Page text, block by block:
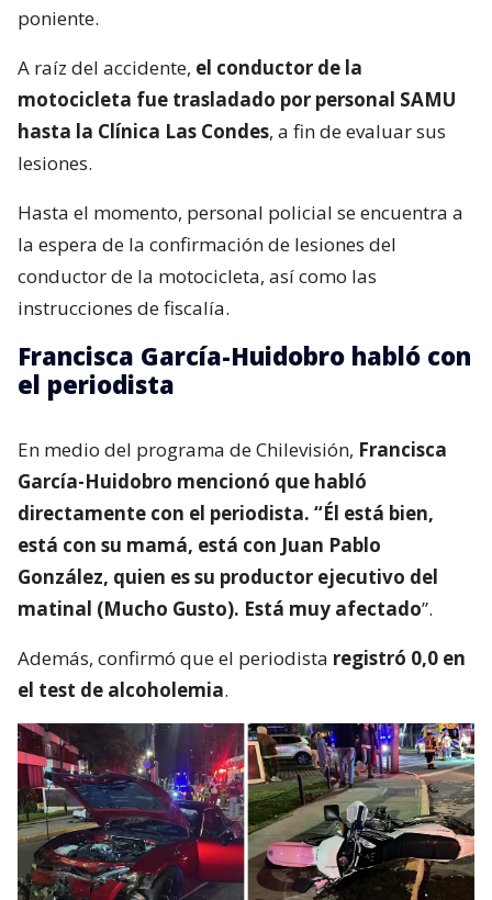
poniente.
A raíz del accidente, el conductor de la
motocicleta fue trasladado por personal SAMU
hasta la Clínica Las Condes, a fin de evaluar sus
lesiones.
Hasta el momento, personal policial se encuentra a
la espera de la confirmación de lesiones del
conductor de la motocicleta, así como las
instrucciones de fiscalía.
Francisca García-Huidobro habló con
el periodista
En medio del programa de Chilevisión, Francisca
García-Huidobro mencionó que habló
directamente con el periodista. “Él está bien,
está con su mamá, está con Juan Pablo
González, quien es su productor ejecutivo del
matinal (Mucho Gusto). Está muy afectado”.
Además, confirmó que el periodista registró 0,0 en
el test de alcoholemia.